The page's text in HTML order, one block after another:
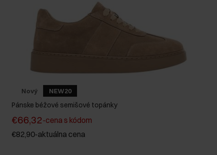
Nový NEW20
Pánske béžové semišové topánky
€66,32-cena s kódom
€82,90-aktuálna cena